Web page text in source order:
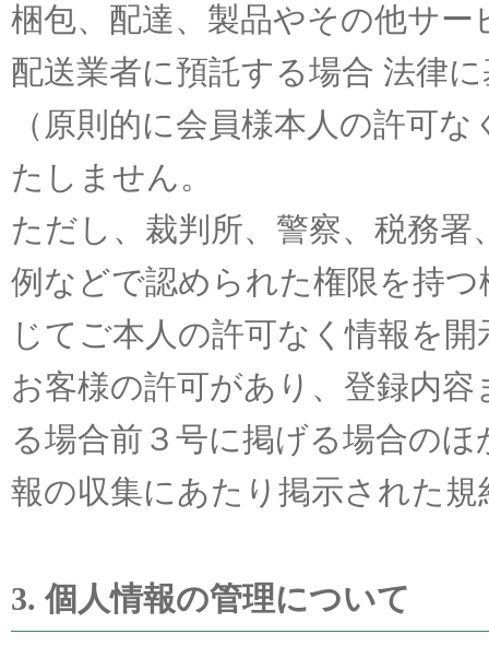
梱包、配達、製品やその他サ
配送業者に預託する場合 法律
（原則的に会員様本人の許可
たしません。
ただし、裁判所、警察、税務
例などで認められた権限を持
じてご本人の許可なく情報を
お客様の許可があり、登録内
る場合前３号に掲げる場合の
報の収集にあたり掲示された
3. 個人情報の管理について